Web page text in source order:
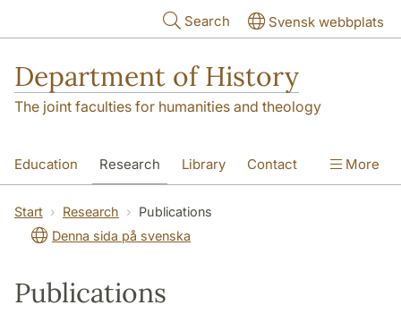
Search Svensk webbplats
Department of History
The joint faculties for humanities and theology
Education Research Library Contact
About the Department
More
Start Research
Publications
Denna sida på svenska
Publications